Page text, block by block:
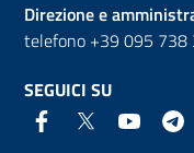
Direzione e
telefono +39 095
SEGUICI SU